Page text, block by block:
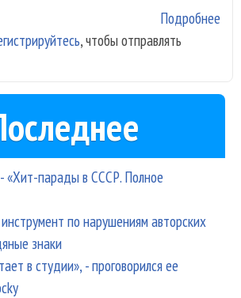
Подробнее
, чтобы отправлять
«Хит-парады в СССР. Полное
по нарушениям авторских
знаки
в студии», - проговорился ее